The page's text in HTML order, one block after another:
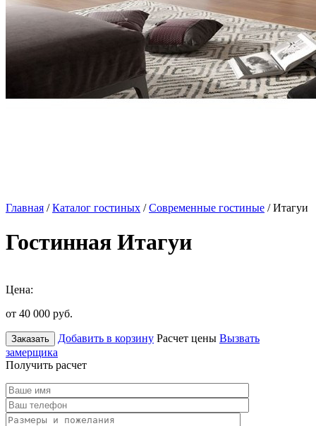
Главная /Каталог гостиных /Современные гостиные / Итагуи
Гостинная Итагуи
Цена:
от 40 000 руб.
Заказать Добавить в корзину Расчет цены Вызвать
замерщика
Получить расчет